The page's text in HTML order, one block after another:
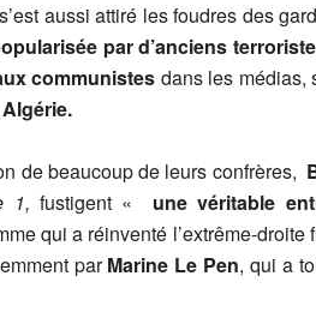
aussi attiré les foudres des
par d’anciens
communistes dans les médias,
de beaucoup de leurs confrères,
1, fustigent « une véritable
qui a réinventé l’extrême-
parMarine Le Pen, qui a